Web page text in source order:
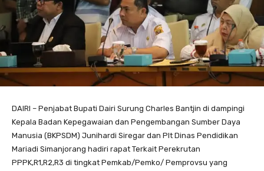
DAIRI – Penjabat Bupati Dairi Surung Charles Bantjin di dampingi
Kepala Badan Kepegawaian dan Pengembangan Sumber Daya
Manusia (BKPSDM) Junihardi Siregar dan Plt Dinas Pendidikan
Mariadi Simanjorang hadiri rapat Terkait Perekrutan
PPPK,R1,R2,R3 di tingkat Pemkab/Pemko/ Pemprovsu yang